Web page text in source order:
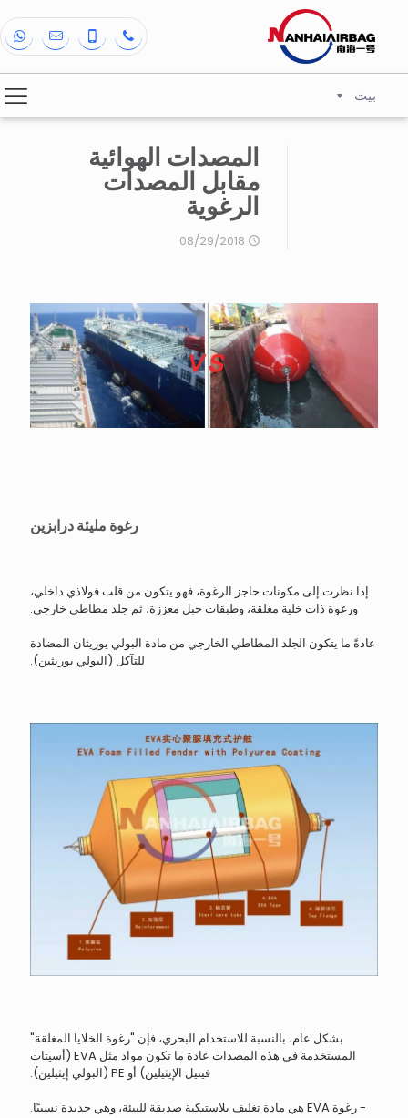
بيت
المصدات الهوائية
مقابل المصدات
الرغوية
08/29/2018
رغوة مليئة درابزين
إذا نظرت إلى مكونات حاجز الرغوة، فهو يتكون من قلب فولاذي داخلي،
ورغوة ذات خلية مغلقة، وطبقات حبل معززة، ثم جلد مطاطي خارجي.
عادةً ما يتكون الجلد المطاطي الخارجي من مادة البولي يوريثان المضادة
للتآكل (البولي يوريثين).
بشكل عام، بالنسبة للاستخدام البحري، فإن "رغوة الخلايا المغلقة"
المستخدمة في هذه المصدات عادة ما تكون مواد مثل EVA (أسيتات
فينيل الإيثيلين) أو PE (البولي إيثيلين).
- رغوة EVA هي مادة تغليف بلاستيكية صديقة للبيئة، وهي جديدة نسبيًا.